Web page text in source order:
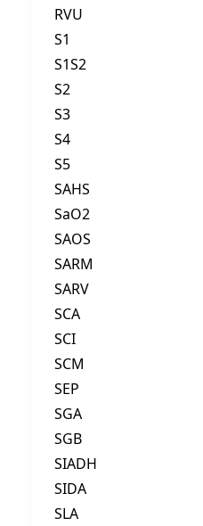
RVU
S1
S1S2
S2
S3
S4
S5
SAHS
SaO2
SAOS
SARM
SARV
SCA
SCI
SCM
SEP
SGA
SGB
SIADH
SIDA
SLA